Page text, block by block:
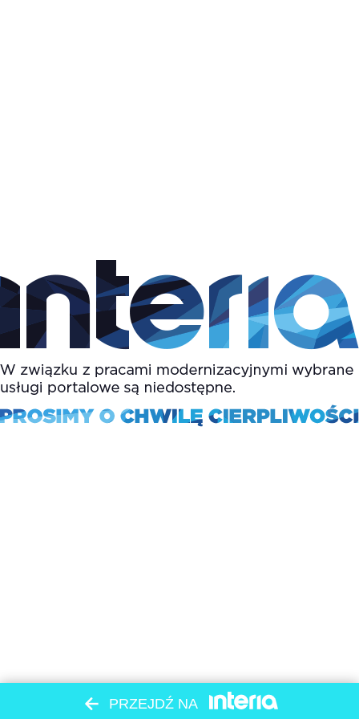
PRZEJDŹ NA